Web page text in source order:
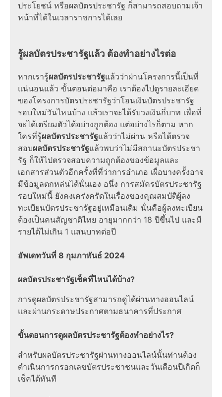
ประโยชน์ หรือผลบัตรประชารัฐ ก็สามารถสอบถามเจ้า
หน้าที่ได้ในเวลาราชการได้เลย
รู้ผลบัตรประชารัฐแล้ว ต้องทำอย่างไรต่อ
หากเรารู้ผลบัตรประชารัฐแล้วว่าผ่านโครงการนี้เป็นที่
แน่นอนแล้ว ขั้นตอนต่อมาคือ เราต้องไปดูรายละเอียด
ของโครงการบัตรประชารัฐว่าโอนเงินบัตรประชารัฐ
รอบใหม่วันไหนบ้าง แล้วเราจะได้รับวงเงินกี่บาท เพื่อที่
จะได้เตรียมตัวได้อย่างถูกต้อง แต่อย่างไรก็ตาม หาก
ใครที่รู้ผลบัตรประชารัฐแล้วว่าไม่ผ่าน หรือได้ตรวจ
สอบผลบัตรประชารัฐแล้วพบว่าไม่มีสถานะบัตรประชา
รัฐ ก็ให้ไปตรวจสอบความถูกต้องของข้อมูลและ
เอกสารส่วนตัวอีกครั้งที่ที่ว่าการอำเภอ เผื่อบางครั้งอาจ
มีข้อมูลตกหล่นได้นั่นเอง อนึ่ง การสมัครบัตรประชารัฐ
รอบใหม่นี้ ยังคงเคร่งครัดในเรื่องของคุณสมบัติผู้ลง
ทะเบียนบัตรประชารัฐอยู่เหมือนเดิม นั่นคือผู้ลงทะเบียน
ต้องเป็นคนสัญชาติไทย อายุมากกว่า 18 ปีขึ้นไป และมี
รายได้ไม่เกิน 1 แสนบาทต่อปี
อัพเดทวันที่ 8 กุมภาพันธ์ 2024
ผลบัตรประชารัฐเช็คที่ไหนได้บ้าง?
การดูผลบัตรประชารัฐสามารถดูได้ผ่านทางออนไลน์
และผ่านกระดาษประกาศตามธนาคารที่ประกาศ
ขั้นตอนการดูผลบัตรประชารัฐต้องทำอย่างไร?
สำหรับผลบัตรประชารัฐผ่านทางออนไลน์นั้นท่านต้อง
ดำเนินการกรอกเลขบัตรประชาชนและวันเดือนปีเกิดก็
เช็คได้ทันที